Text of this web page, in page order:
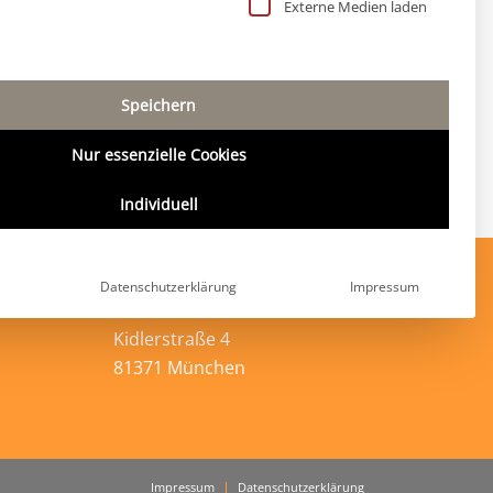
Kidlerstraße 4
81371 München
Impressum Datenschutzerklärung
Externe Medien laden
Speichern
Nur essenzielle Cookies
Individuell
Datenschutzerklärung Impressum